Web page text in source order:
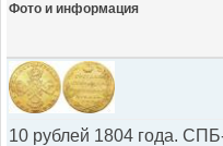
Фото и информация
10 рублей 1804 года.